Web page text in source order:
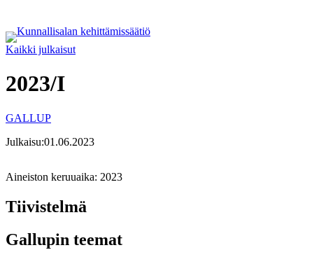
Kaikki julkaisut
2023/I
GALLUP
Julkaisu:01.06.2023
Aineiston keruuaika: 2023
Tiivistelmä
Gallupin teemat